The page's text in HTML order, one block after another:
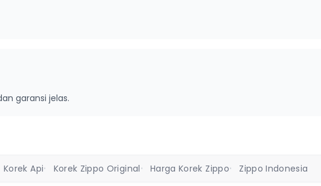
garansi jelas.
Korek Api• Korek Zippo Original • Harga Korek Zippo• Zippo Indonesia